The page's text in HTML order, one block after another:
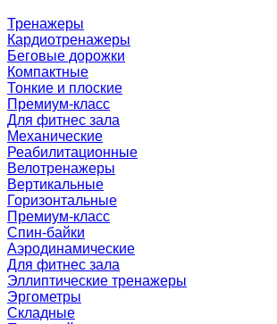
Тренажеры
Кардиотренажеры
Беговые дорожки
Компактные
Тонкие и плоские
Премиум-класс
Для фитнес зала
Механические
Реабилитационные
Велотренажеры
Вертикальные
Горизонтальные
Премиум-класс
Спин-байки
Аэродинамические
Для фитнес зала
Эллиптические тренажеры
Эргометры
Складные